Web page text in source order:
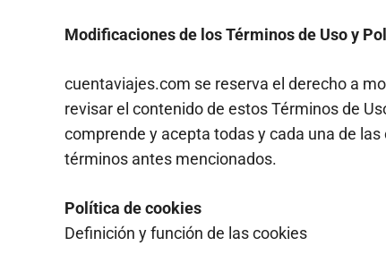
Modificaciones de los Términos de Uso y
cuentaviajes.com se reserva el derecho a
revisar el contenido de estos Términos de
comprende y acepta todas y cada una de
términos antes mencionados.
Política de cookies
Definición y función de las cookies